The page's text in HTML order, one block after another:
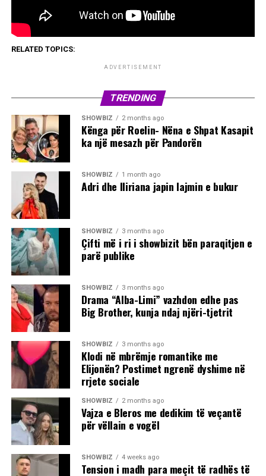
RELATED TOPICS:
ADVERTISEMENT
TRENDING
SHOWBIZ 2 months ago
Kënga për Roelin- Nëna e Shpat Kasapit
ka një mesazh për Pandorën
SHOWBIZ 1 month ago
Adri dhe Iliriana japin lajmin e bukur
SHOWBIZ 3 months ago
Çifti më i ri i showbizit bën paraqitjen e
parë publike
SHOWBIZ 3 months ago
Drama “Alba-Limi” vazhdon edhe pas
Big Brother, kunja ndaj njëri-tjetrit
SHOWBIZ 3 months ago
Klodi në mbrëmje romantike me
Elijonën? Postimet ngrenë dyshime në
rrjete sociale
SHOWBIZ 2 months ago
Vajza e Bleros me dedikim të veçantë
për vëllain e vogël
SHOWBIZ 4 weeks ago
Tension i madh para meçit të radhës të